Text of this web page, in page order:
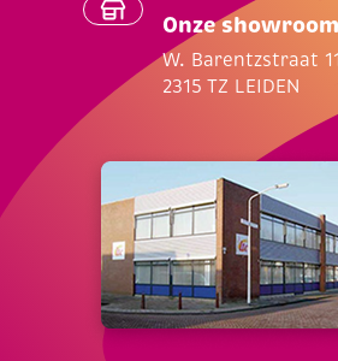
Onze showroom
W. Barentzstraat
2315 TZ LEIDEN